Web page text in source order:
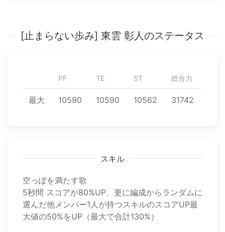
[止まらない歩み] 東雲 彰人のステータス
PF TE ST 総合力
最大 10590 10590 10562 31742
スキル
空っぽを満たす歌
5秒間 スコアが80%UP、更に編成からランダムに
選んだ他メンバー1人が持つスキルのスコアUP最
大値の50%をUP（最大で合計130%）